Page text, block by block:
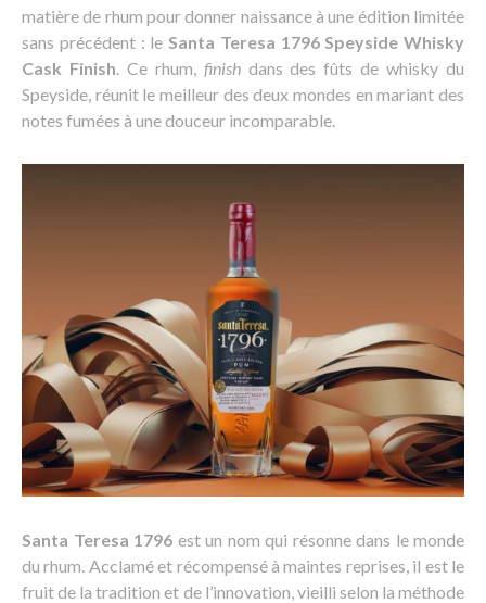
matière de rhum pour donner naissance à une édition limitée
sans précédent : le Santa Teresa 1796 Speyside Whisky
Cask Finish. Ce rhum, finishdans des fûts de whisky du
Speyside, réunit le meilleur des deux mondes en mariant des
notes fumées à une douceur incomparable.
Santa Teresa 1796 est un nom qui résonne dans le monde
du rhum. Acclamé et récompensé à maintes reprises, il est le
fruit de la tradition et de l’innovation, vieilli selon la méthode